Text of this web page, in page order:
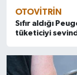
OTOVITRIN
Sıfır aldığı
tüketiciyi